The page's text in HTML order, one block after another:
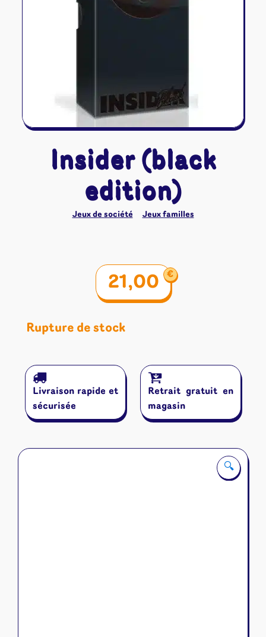
Naruto Mythos
Tapis de jeu
🔍
Insider (black
edition)
Jeux de société Jeux familles
21,00 €
Rupture de stock
Livraison rapide et
sécurisée
Retrait gratuit en
magasin